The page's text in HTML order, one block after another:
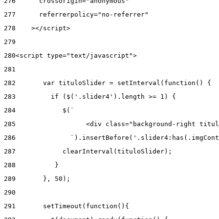
277
      referrerpolicy="no-referrer"
278
    ></script>
279
280<script type="text/javascript">
281
282
       var tituloSlider = setInterval(function() {
283
         if ($('.slider4').length >= 1) {
284
            $(`
285
<div class="background-right
286
287
            clearInterval(tituloSlider);
288
          }
289
       }, 50);
290
291
       setTimeout(function(){